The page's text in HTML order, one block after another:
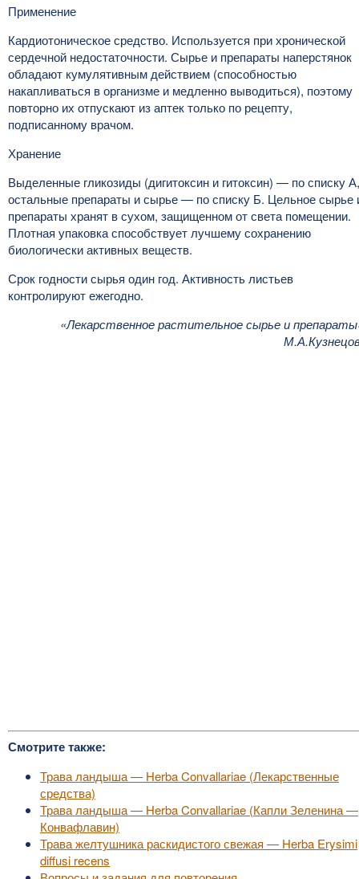
Применение
Кардиотоническое средство. Используется при хронической
сердечной недостаточности. Сырье и препараты наперстянок
обладают кумулятивным действием (способностью
накапливаться в организме и медленно выводиться), поэтому
повторно их отпускают из аптек только по рецепту,
подписанному врачом.
Хранение
Выделенные гликозиды (дигитоксин и гитоксин) — по списку А,
остальные препараты и сырье — по списку Б. Цельное сырье
препараты хранят в сухом, защищенном от света помещении.
Плотная упаковка способствует лучшему сохранению
биологически активных веществ.
Срок годности сырья один год. Активность листьев
контролируют ежегодно.
«Лекарственное растительное сырье и
Смотрите также:
Трава ландыша — Herba Convallariae (Лекарственные
средства)
Трава ландыша — Herba Convallariae (Капли Зеленина —
Конвафлавин)
Трава желтушника раскидистого свежая — Herba Erysimi
diffusi recens